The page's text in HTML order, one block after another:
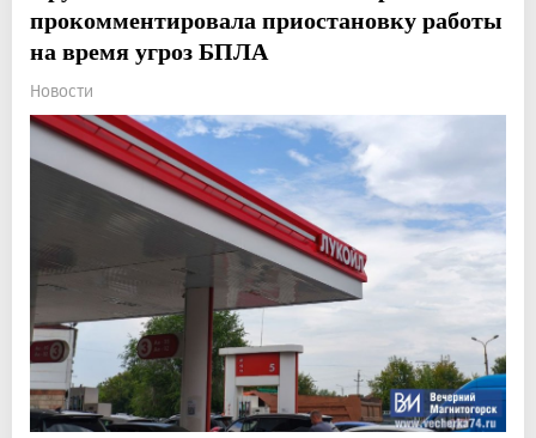
прокомментировала приостановку работы
на время угроз БПЛА
Новости